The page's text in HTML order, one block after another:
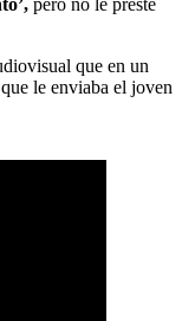
que en un
le enviaba el joven